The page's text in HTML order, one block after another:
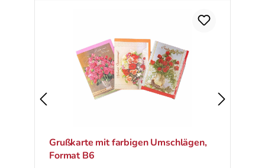
Grußkarte mit farbigen Umschlägen,
Format B6